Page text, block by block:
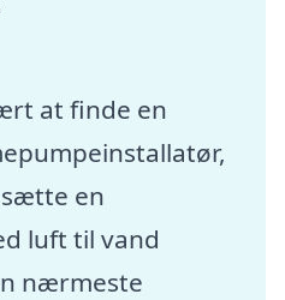
at finde en
en
luft til vand
nærmeste